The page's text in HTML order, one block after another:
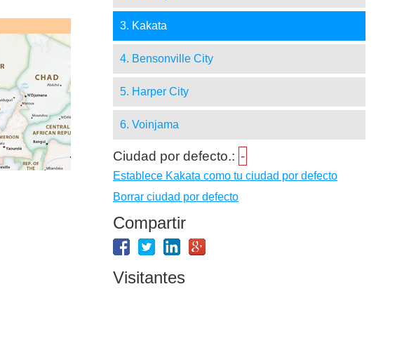
3. Kakata
4. Bensonville City
5. Harper City
6. Voinjama
Ciudad por defecto.: -
Establece Kakata como tu ciudad por defecto
Borrar ciudad por defecto
Compartir
Visitantes